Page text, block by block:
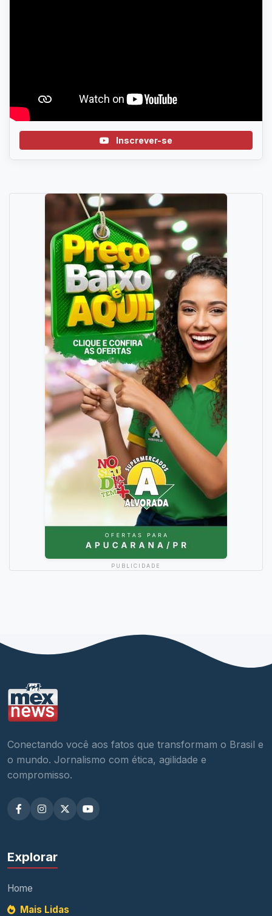
Inscrever-se
PUBLICIDADE
Conectando você aos fatos que transformam o Brasil e
o mundo. Jornalismo com ética, agilidade e
compromisso.
Explorar
Home
Mais Lidas